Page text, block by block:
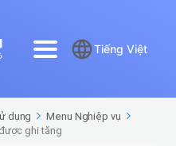
Tiếng Việt
dụng
Menu Nghiệp vụ
ghi tăng